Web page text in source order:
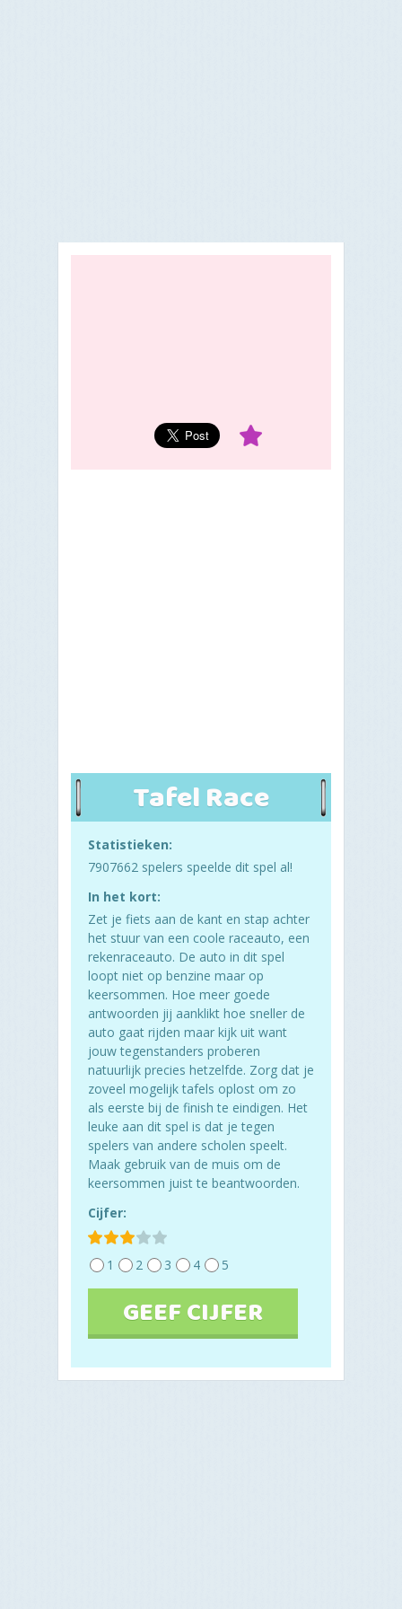
Tafel Race
Statistieken:
7907662 spelers speelde dit spel al!
In het kort:
Zet je fiets aan de kant en stap achter
het stuur van een coole raceauto, een
rekenraceauto. De auto in dit spel
loopt niet op benzine maar op
keersommen. Hoe meer goede
antwoorden jij aanklikt hoe sneller de
auto gaat rijden maar kijk uit want
jouw tegenstanders proberen
natuurlijk precies hetzelfde. Zorg dat je
zoveel mogelijk tafels oplost om zo
als eerste bij de finish te eindigen. Het
leuke aan dit spel is dat je tegen
spelers van andere scholen speelt.
Maak gebruik van de muis om de
keersommen juist te beantwoorden.
Cijfer:
1 2 3 4 5